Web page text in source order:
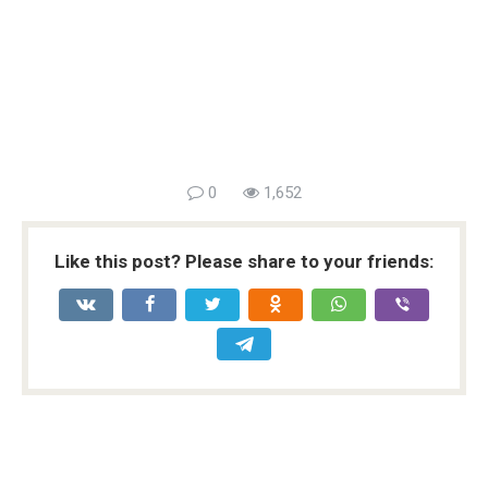
0 1,652
Like this post? Please share to your friends: